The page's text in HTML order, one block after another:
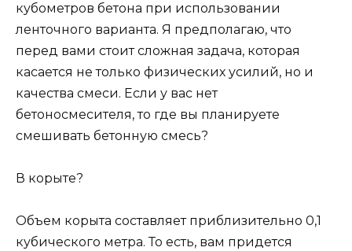
кубометров бетона при использовании
ленточного варианта. Я предполагаю, что
перед вами стоит сложная задача, которая
касается не только физических усилий, но и
качества смеси. Если у вас нет
бетоносмесителя, то где вы планируете
смешивать бетонную смесь?
В корыте?
Объем корыта составляет приблизительно 0,1
кубического метра. То есть, вам придется